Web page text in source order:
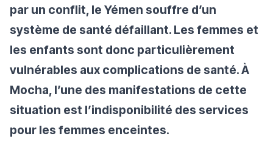
par un conflit, le Yémen souffre d’un
système de santé défaillant. Les femmes et
les enfants sont donc particulièrement
vulnérables aux complications de santé. À
Mocha, l’une des manifestations de cette
situation est l’indisponibilité des services
pour les femmes enceintes.